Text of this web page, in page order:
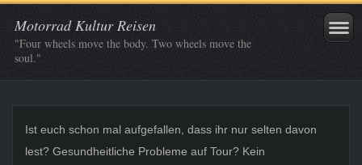
Motorrad Kultur Reisen
"Four wheels move the body. Two wheels move the
soul."
Ist euch schon mal aufgefallen, dass ihr nur selten davon
lest? Gesundheitliche Probleme auf Tour? Kein